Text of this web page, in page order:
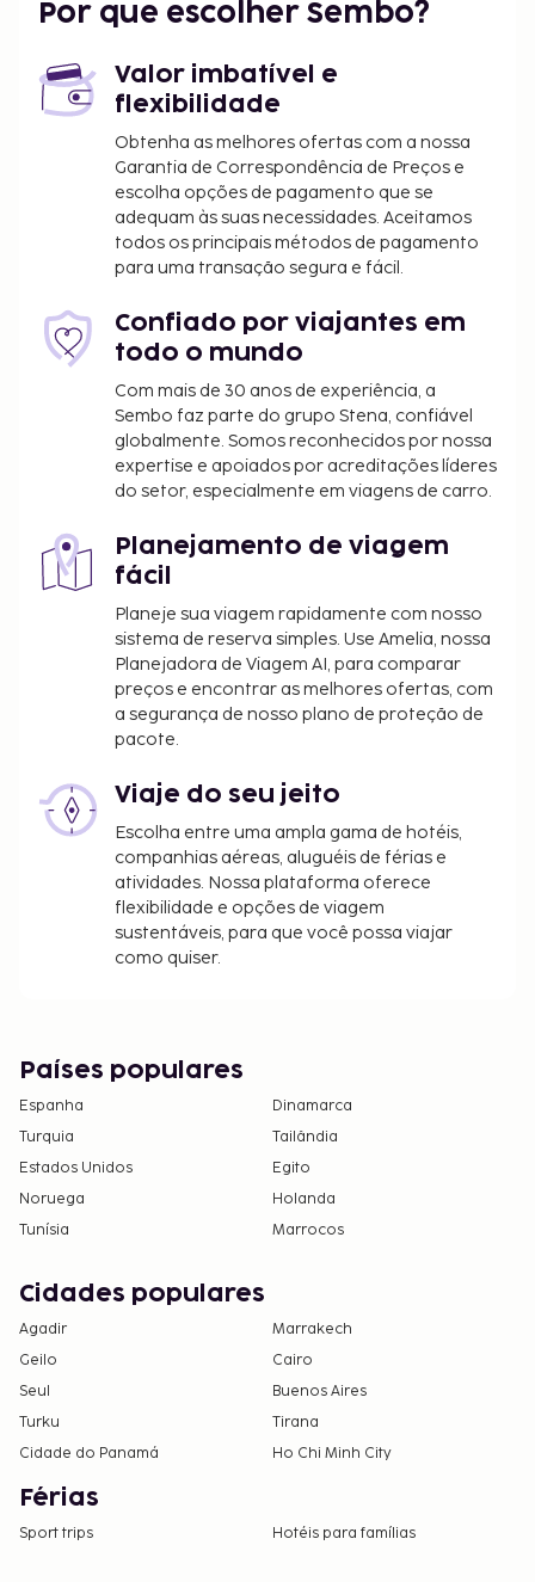
Gatekeeper's Museum - 7,1 km/4,4 mi
Truckee, Califórnia (TKF-Truckee Tahoe) - 25,4
km/15,8 mi
Lake Tahoe, Califórnia (TVL) - 53,9 km/33,5 mi
Aeroporto Internacional de Reno–Tahoe (RNO) -
70,5 km/43,8 mi
Há estacionamento limitado no local.
O alojamento é limpo por profissionais.
contacto e check-out sem contacto.
Por que escolher Sembo?
Valor imbatível e
flexibilidade
Obtenha as melhores ofertas com a nossa
Garantia de Correspondência de Preços e
escolha opções de pagamento que se
adequam às suas necessidades. Aceitamos
todos os principais métodos de pagamento
para uma transação segura e fácil.
Confiado por viajantes em
todo o mundo
Com mais de 30 anos de experiência, a
Sembo faz parte do grupo Stena, confiável
globalmente. Somos reconhecidos por nossa
expertise e apoiados por acreditações líderes
do setor, especialmente em viagens de carro.
Planejamento de viagem
fácil
Planeje sua viagem rapidamente com nosso
sistema de reserva simples. Use Amelia, nossa
Planejadora de Viagem AI, para comparar
preços e encontrar as melhores ofertas, com
a segurança de nosso plano de proteção de
pacote.
Viaje do seu jeito
Escolha entre uma ampla gama de hotéis,
companhias aéreas, aluguéis de férias e
atividades. Nossa plataforma oferece
flexibilidade e opções de viagem
sustentáveis, para que você possa viajar
como quiser.
Países populares
Espanha
Dinamarca
Turquia
Tailândia
Estados Unidos
Egito
Noruega
Holanda
Tunísia
Marrocos
Cidades populares
Agadir
Marrakech
Geilo
Cairo
Seul
Buenos Aires
Turku
Tirana
Cidade do Panamá
Ho Chi Minh City
Férias
Sport trips Hotéis para famílias